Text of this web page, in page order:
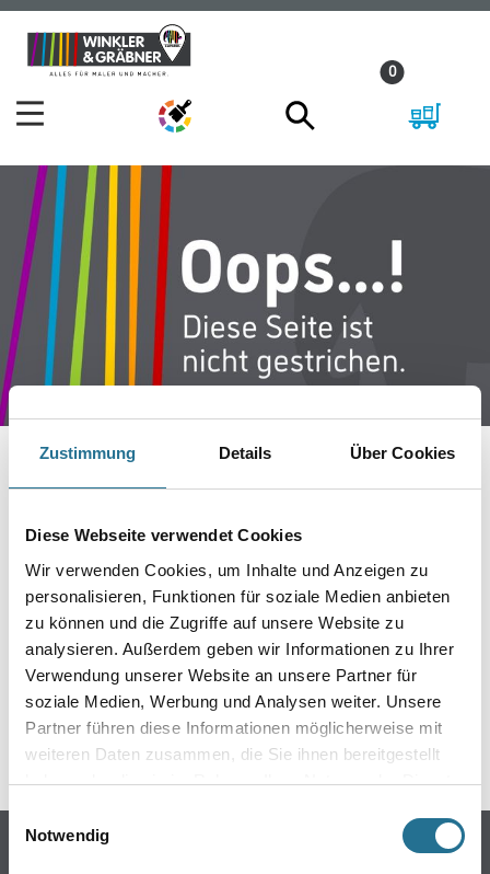
Zustimmung Details Über Cookies
Diese Webseite verwendet Cookies
Wir verwenden Cookies, um Inhalte und Anzeigen zu
personalisieren, Funktionen für soziale Medien anbieten
zu können und die Zugriffe auf unsere Website zu
analysieren. Außerdem geben wir Informationen zu Ihrer
Verwendung unserer Website an unsere Partner für
soziale Medien, Werbung und Analysen weiter. Unsere
Partner führen diese Informationen möglicherweise mit
weiteren Daten zusammen, die Sie ihnen bereitgestellt
haben oder die sie im Rahmen Ihrer Nutzung der Dienste
Einwilligungsauswahl
Notwendig
Zum
Inhalt
Zum
Navigationsmenü
0
IST AUFGETRETEN
Keine Sorge, wir pinseln schon an der Lösung und
werden das Problem so schnell wie möglich beheben.
Erkunden Sie in der Zwischenzeit unseren Online-Shop
und lassen Sie sich inspirieren.
ZURÜCK ZUM ONLINE-SHOP
Online-Shop